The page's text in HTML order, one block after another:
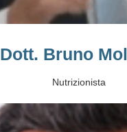
Dott. Bruno
Nutrizionista